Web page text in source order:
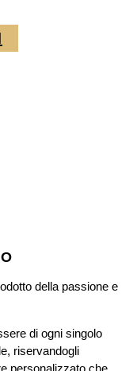
della passione e
di ogni singolo
riservandogli